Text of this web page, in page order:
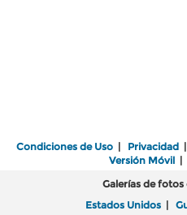
Condiciones de Uso | Privacidad |
Versión Móvil|
Galerías de fotos
Estados Unidos |